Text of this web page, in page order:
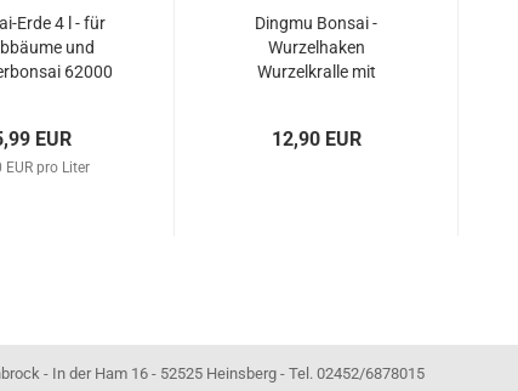
Erde 4 l - für
und
62000
EUR
EUR pro Liter
Dingmu Bonsai -
Wurzelhaken
Wurzelkralle mit
12,90 EUR
- 52525 Heinsberg - Tel. 02452/6878015